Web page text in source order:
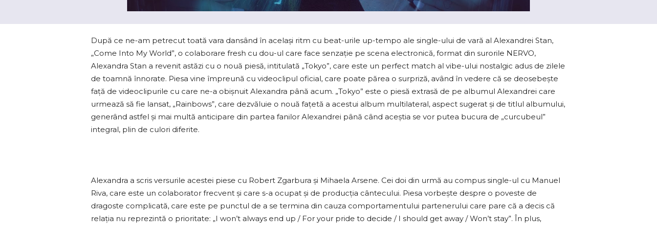
După ce ne-am petrecut toată vara dansând în același ritm cu beat-urile up-tempo ale single-ului de vară al Alexandrei Stan,
„Come Into My World”, o colaborare fresh cu dou-ul care face senzație pe scena electronică, format din surorile NERVO,
Alexandra Stan a revenit astăzi cu o nouă piesă, intitulată „Tokyo”, care este un perfect match al vibe-ului nostalgic adus de zilele
de toamnă înnorate. Piesa vine împreună cu videoclipul oficial, care poate părea o surpriză, având în vedere că se deosebește
față de videoclipurile cu care ne-a obișnuit Alexandra până acum. „Tokyo” este o piesă extrasă de pe albumul Alexandrei care
urmează să fie lansat, „Rainbows”, care dezvăluie o nouă fațetă a acestui album multilateral, aspect sugerat și de titlul albumului,
generând astfel și mai multă anticipare din partea fanilor Alexandrei până când aceștia se vor putea bucura de „curcubeul”
integral, plin de culori diferite.
Alexandra a scris versurile acestei piese cu Robert Zgarbura și Mihaela Arsene. Cei doi din urmă au compus single-ul cu Manuel
Riva, care este un colaborator frecvent și care s-a ocupat și de producția cântecului. Piesa vorbește despre o poveste de
dragoste complicată, care este pe punctul de a se termina din cauza comportamentului partenerului care pare că a decis că
relația nu reprezintă o prioritate: „I won’t always end up / For your pride to decide / I should get away / Won’t stay”. În plus,